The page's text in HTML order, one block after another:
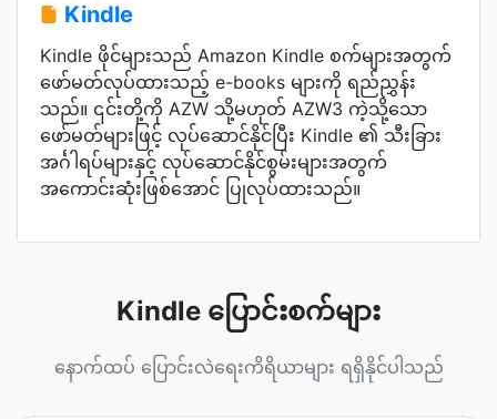
Kindle
Kindle ဖိုင်များသည် Amazon Kindle စက်များအတွက်
ဖော်မတ်လုပ်ထားသည့် e-books များကို ရည်ညွှန်း
သည်။ ၎င်းတို့ကို AZW သို့မဟုတ် AZW3 ကဲ့သို့သော
ဖော်မတ်များဖြင့် လုပ်ဆောင်နိုင်ပြီး Kindle ၏ သီးခြား
အင်္ဂါရပ်များနှင့် လုပ်ဆောင်နိုင်စွမ်းများအတွက်
အကောင်းဆုံးဖြစ်အောင် ပြုလုပ်ထားသည်။
Kindle ပြောင်းစက်များ
နောက်ထပ် ပြောင်းလဲရေးကိရိယာများ ရရှိနိုင်ပါသည်